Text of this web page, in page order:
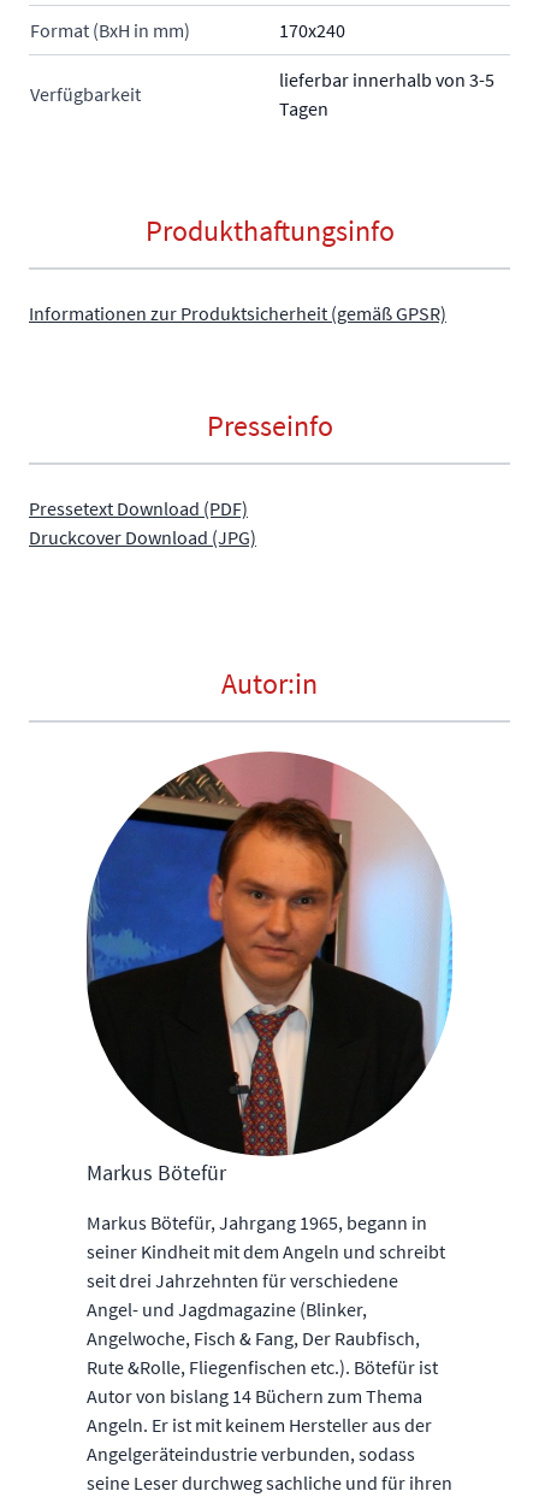
Format (BxH in mm) 170x240
Verfügbarkeit
lieferbar innerhalb von 3-5
Tagen
Produkthaftungsinfo
Informationen zur Produktsicherheit (gemäß GPSR)
Presseinfo
Pressetext Download (PDF)
Druckcover Download (JPG)
Autor:in
Markus Bötefür
Markus Bötefür, Jahrgang 1965, begann in
seiner Kindheit mit dem Angeln und schreibt
seit drei Jahrzehnten für verschiedene
Angel- und Jagdmagazine (Blinker,
Angelwoche, Fisch & Fang, Der Raubfisch,
Rute &Rolle, Fliegenfischen etc.). Bötefür ist
Autor von bislang 14 Büchern zum Thema
Angeln. Er ist mit keinem Hersteller aus der
Angelgeräteindustrie verbunden, sodass
seine Leser durchweg sachliche und für ihren